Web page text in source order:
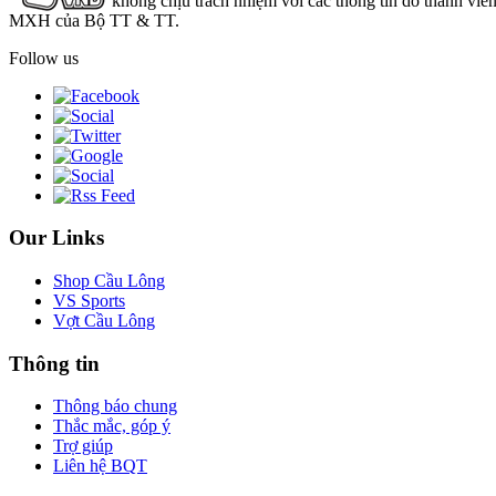
MXH của Bộ TT & TT.
Follow us
Our Links
Shop Cầu Lông
VS Sports
Vợt Cầu Lông
Thông tin
Thông báo chung
Thắc mắc, góp ý
Trợ giúp
Liên hệ BQT